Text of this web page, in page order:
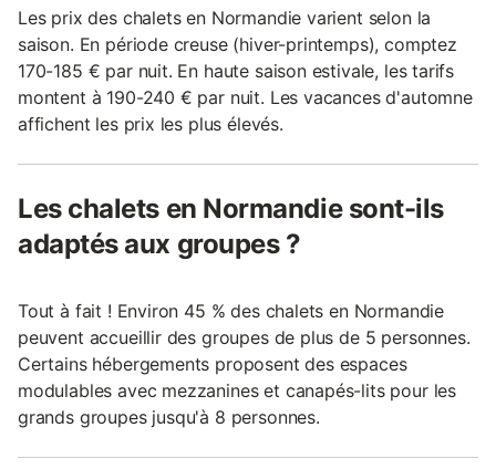
Les prix des chalets en Normandie varient selon la
saison. En période creuse (hiver-printemps), comptez
170-185 € par nuit. En haute saison estivale, les tarifs
montent à 190-240 € par nuit. Les vacances d'automne
affichent les prix les plus élevés.
Les chalets en Normandie sont-ils
adaptés aux groupes ?
Tout à fait ! Environ 45 % des chalets en Normandie
peuvent accueillir des groupes de plus de 5 personnes.
Certains hébergements proposent des espaces
modulables avec mezzanines et canapés-lits pour les
grands groupes jusqu'à 8 personnes.